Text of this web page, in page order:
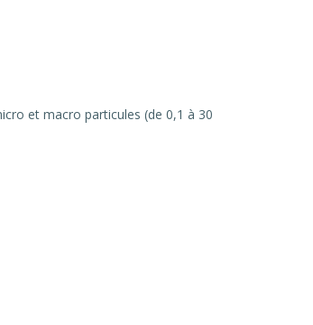
et macro particules (de 0,1 à 30